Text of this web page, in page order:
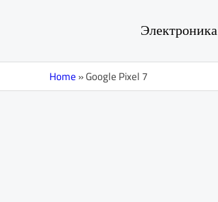
Электроника
Home»Google Pixel 7